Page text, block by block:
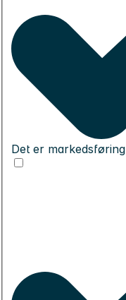
Det er markedsføring